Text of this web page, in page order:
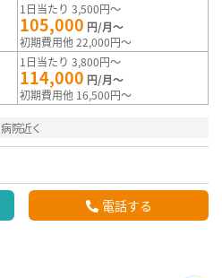
1日当たり 3,500円～
105,000 円/月～
初期費用他 22,000円～
1日当たり 3,800円～
114,000 円/月～
初期費用他 16,500円～
病院近く
電話する